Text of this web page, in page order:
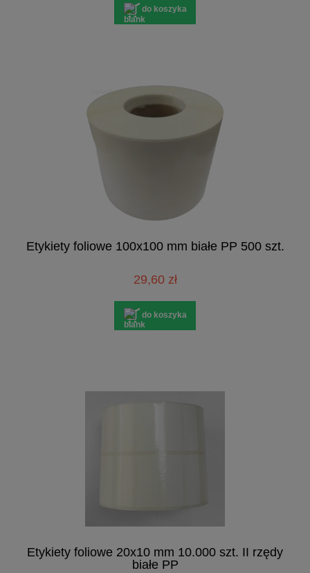
do koszyka
Etykiety foliowe 100x100 mm białe PP 500 szt.
29,60 zł
do koszyka
Etykiety foliowe 20x10 mm 10.000 szt. II rzędy
białe PP